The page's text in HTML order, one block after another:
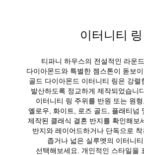
이터니티 링
티파니 하우스의 전설적인 라운
다이아몬드와 특별한 젬스톤이 돋보
골드 다이아몬드 이터니티 링은 강렬
발산하도록 정교하게 제작되었습니
이터니티 링 주위를 반원 또는 원
옐로우, 화이트, 로즈 골드, 플래티넘
제작된 클래식 결혼 반지를 확인해보
반지와 레이어드하거나 단독으로 착
좁거나 넓은 실루엣의 이터니
선택해보세요. 개인적인 스타일을